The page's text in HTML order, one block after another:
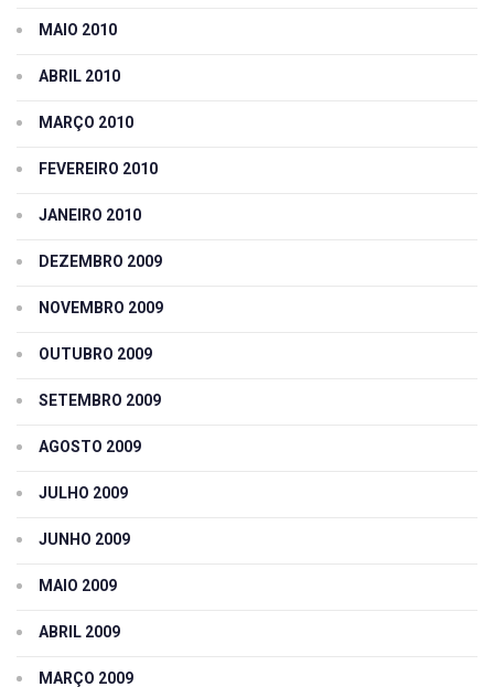
MAIO 2010
ABRIL 2010
MARÇO 2010
FEVEREIRO 2010
JANEIRO 2010
DEZEMBRO 2009
NOVEMBRO 2009
OUTUBRO 2009
SETEMBRO 2009
AGOSTO 2009
JULHO 2009
JUNHO 2009
MAIO 2009
ABRIL 2009
MARÇO 2009